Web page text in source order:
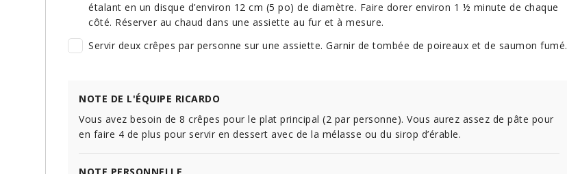
étalant en un disque d’environ 12 cm (5 po) de diamètre. Faire dorer environ 1 ½ minute de chaque
côté. Réserver au chaud dans une assiette au fur et à mesure.
Servir deux crêpes par personne sur une assiette. Garnir de tombée de poireaux et de saumon fumé.
NOTE DE L'ÉQUIPE RICARDO
Vous avez besoin de 8 crêpes pour le plat principal (2 par personne). Vous aurez assez de pâte pour
en faire 4 de plus pour servir en dessert avec de la mélasse ou du sirop d’érable.